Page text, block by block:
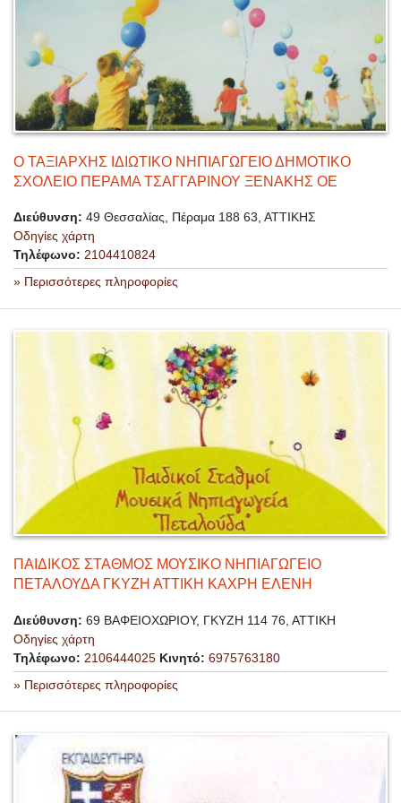
Ο ΤΑΞΙΑΡΧΗΣ ΙΔΙΩΤΙΚΟ ΝΗΠΙΑΓΩΓΕΙΟ ΔΗΜΟΤΙΚΟ
ΣΧΟΛΕΙΟ ΠΕΡΑΜΑ ΤΣΑΓΓΑΡΙΝΟΥ ΞΕΝΑΚΗΣ ΟΕ
Διεύθυνση: 49 Θεσσαλίας, Πέραμα 188 63, ΑΤΤΙΚΗΣ
Οδηγίες χάρτη
Τηλέφωνο: 2104410824
» Περισσότερες πληροφορίες
ΠΑΙΔΙΚΟΣ ΣΤΑΘΜΟΣ ΜΟΥΣΙΚΟ ΝΗΠΙΑΓΩΓΕΙΟ
ΠΕΤΑΛΟΥΔΑ ΓΚΥΖΗ ΑΤΤΙΚΗ ΚΑΧΡΗ ΕΛΕΝΗ
Διεύθυνση: 69 ΒΑΦΕΙΟΧΩΡΙΟΥ, ΓΚΥΖΗ 114 76, ΑΤΤΙΚΗ
Οδηγίες χάρτη
Τηλέφωνο: 2106444025 Κινητό: 6975763180
» Περισσότερες πληροφορίες